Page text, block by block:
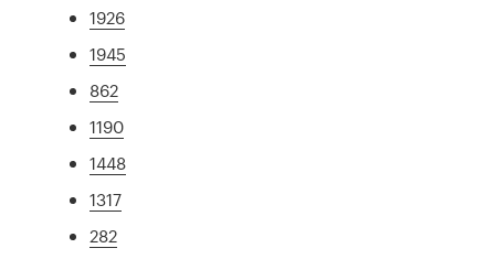
1926
1945
862
1190
1448
1317
282